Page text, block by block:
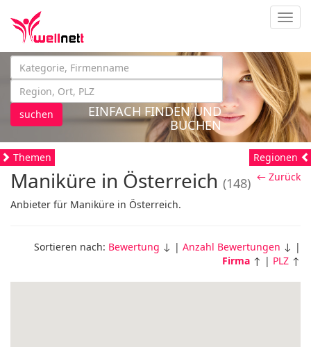
suchen
EINFACH FINDEN UND
BUCHEN
Themen
← Zurück
Maniküre in Österreich (148)
Anbieter für Maniküre in Österreich.
Sortieren nach: Bewertung ↓ | Anzahl Bewertungen ↓ |
Firma ↑ | PLZ ↑
Regionen